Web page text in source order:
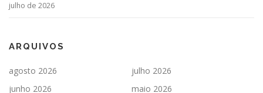
julho de 2026
ARQUIVOS
agosto 2026
julho 2026
junho 2026
maio 2026